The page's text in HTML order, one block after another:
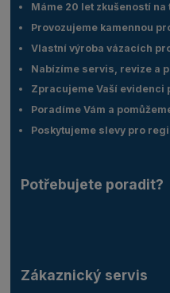
Máme 20 let zkušeností na
Provozujeme kamennou
Vlastní výroba vázacích
Nabízíme servis, revize a
Zpracujeme Vaší evidenci
Poradíme Vám a
Poskytujeme slevy pro
Potřebujete poradit?
Zákaznický servis